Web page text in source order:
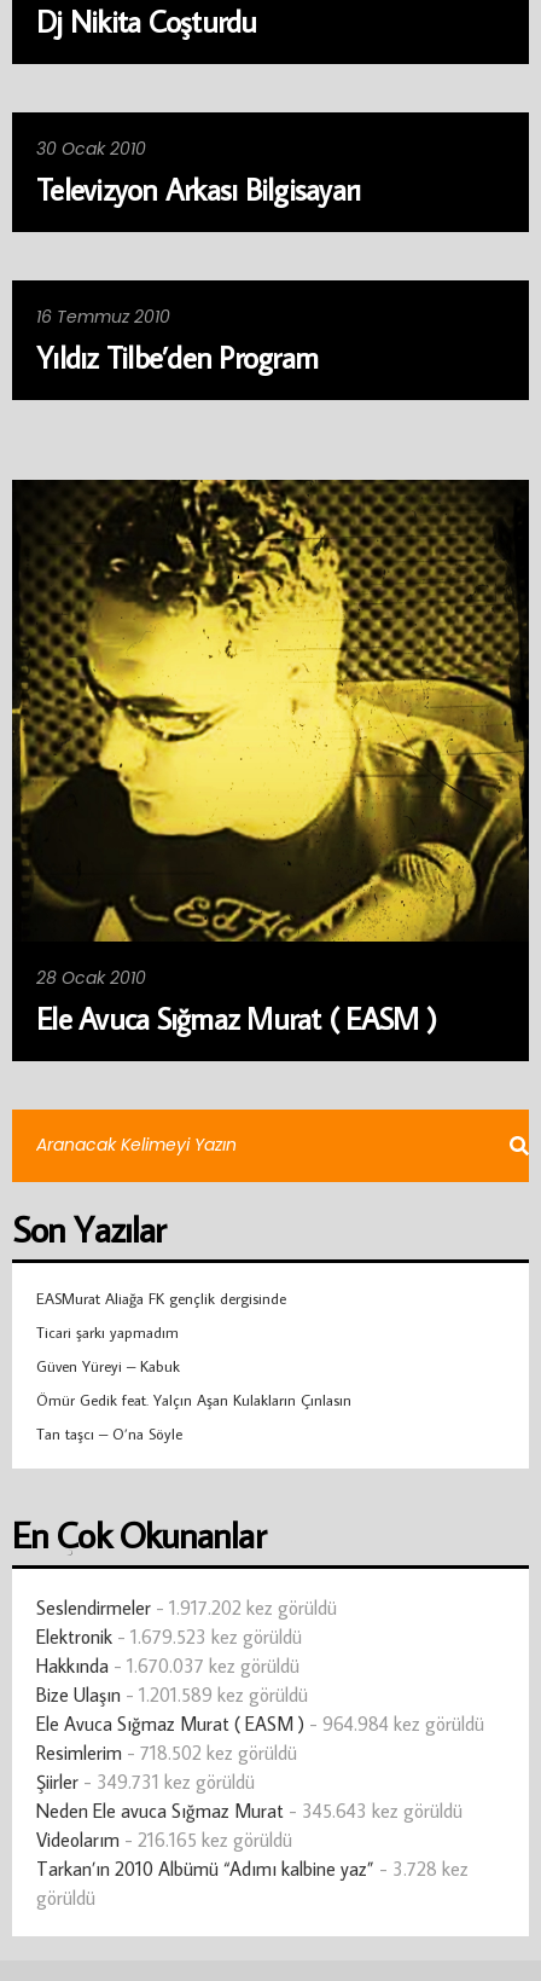
Dj Nikita Coşturdu
30 Ocak 2010
Televizyon Arkası Bilgisayarı
16 Temmuz 2010
Yıldız Tilbe’den Program
28 Ocak 2010
Ele Avuca Sığmaz Murat ( EASM )
Son Yazılar
EASMurat Aliağa FK gençlik dergisinde
Ticari şarkı yapmadım
Güven Yüreyi – Kabuk
Ömür Gedik feat. Yalçın Aşan Kulakların Çınlasın
Tan taşcı – O’na Söyle
En Çok Okunanlar
Seslendirmeler - 1.917.202 kez görüldü
Elektronik - 1.679.523 kez görüldü
Hakkında - 1.670.037 kez görüldü
Bize Ulaşın - 1.201.589 kez görüldü
Ele Avuca Sığmaz Murat ( EASM ) - 964.984 kez görüldü
Resimlerim - 718.502 kez görüldü
Şiirler - 349.731 kez görüldü
Neden Ele avuca Sığmaz Murat - 345.643 kez görüldü
Videolarım - 216.165 kez görüldü
Tarkan’ın 2010 Albümü “Adımı kalbine yaz” - 3.728 kez
görüldü